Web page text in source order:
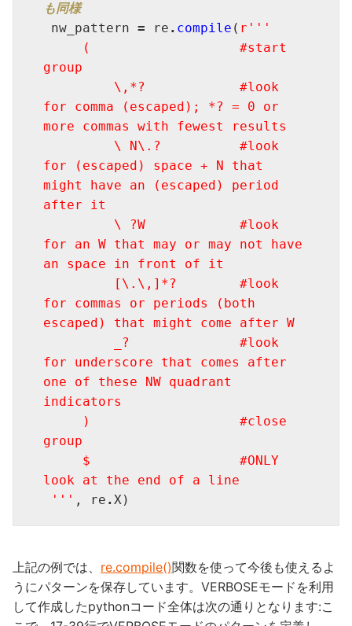
も同様
nw_pattern = re . compile ( r'''
group
for comma (escaped); *? = 0 or
more commas with fewest results
for (escaped) space + N that
might have an (escaped) period
after it
for an W that may or may not have
an space in front of it
for commas or periods (both
escaped) that might come after W
for underscore that comes after
one of these NW quadrant
indicators
group
look at the end of a line
''' , re . X)
上記の例では、 re.compile()関数を使って今後も使えるよ
うにパターンを保存しています。VERBOSEモードを利用
して作成したpythonコード全体は次の通りとなります:こ